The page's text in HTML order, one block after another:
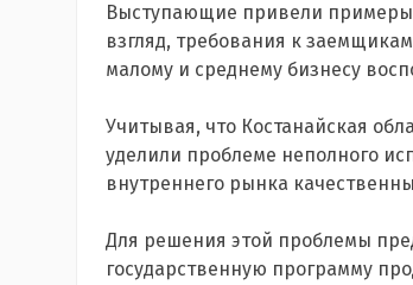
Выступающие привели
взгляд, требования к
малому и среднему бизнесу
Учитывая, что Костанайская
уделили проблеме неполного
внутреннего рынка
Для решения этой проблемы
государственную программу